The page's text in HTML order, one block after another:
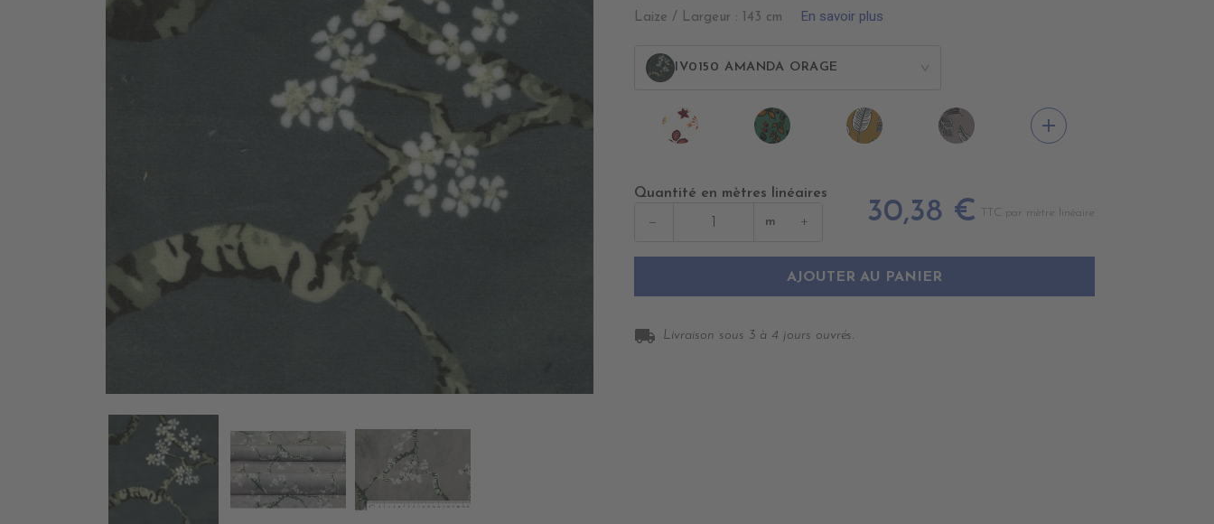
Laize / Largeur : 143 cm En savoir plus
IV0150 AMANDA ORAGE >
KOCHI
NODIA
NODIA
add
Quantité en mètres linéaires
− m + 30,38 € TTC par mètre linéaire
AJOUTER AU PANIER
local_shipping Livraison sous 3 à 4 jours ouvrés.